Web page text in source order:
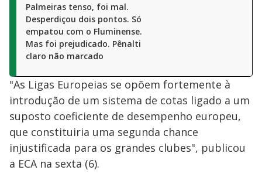
Palmeiras tenso, foi mal.
Desperdiçou dois pontos. Só
empatou com o Fluminense.
Mas foi prejudicado. Pênalti
claro não marcado
"As Ligas Europeias se opõem fortemente à
introdução de um sistema de cotas ligado a um
suposto coeficiente de desempenho europeu,
que constituiria uma segunda chance
injustificada para os grandes clubes", publicou
a ECA na sexta (6).